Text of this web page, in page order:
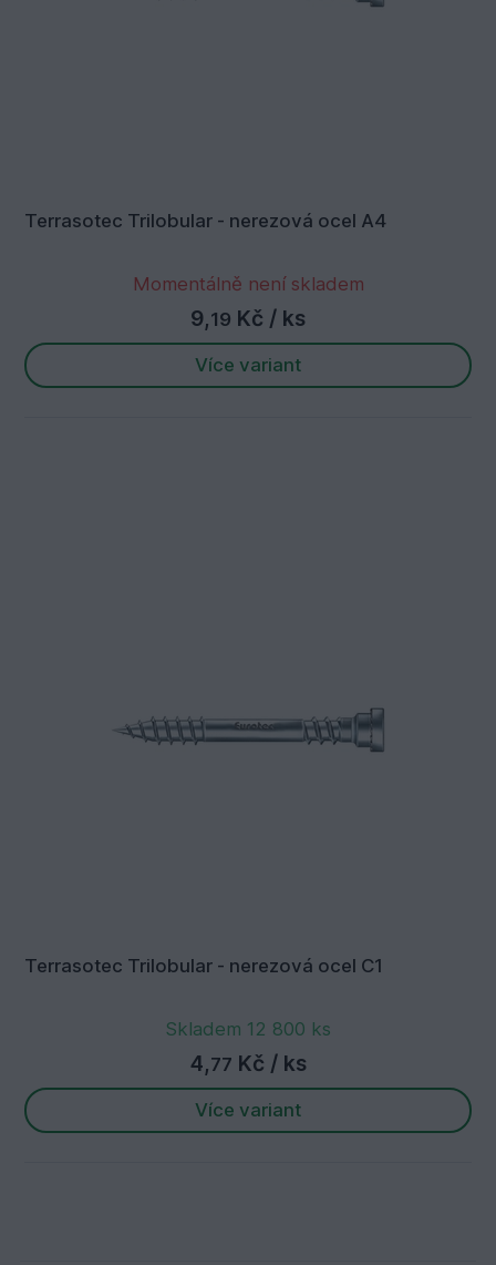
Terrasotec Trilobular - nerezová ocel A4
Momentálně není skladem
9,19 Kč / ks
Více variant
Terrasotec Trilobular - nerezová ocel C1
Skladem 12 800 ks
4,77 Kč / ks
Více variant